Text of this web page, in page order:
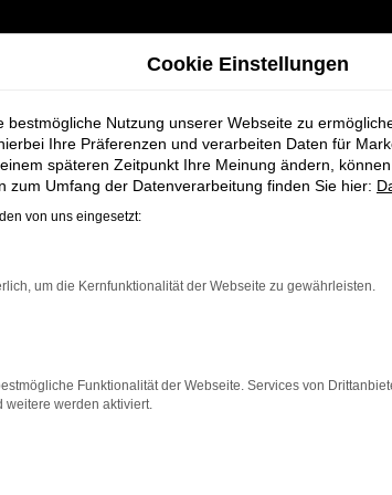
Schmidt + Koch
für
die für Syke ein hochwertiges
Vorteile eines neuen Fahrzeugs, jedoch
Sicherheitsfeatures ist der Polo die
Cookie Einstellungen
bestmögliche Nutzung unserer Webseite zu
Ihre Präferenzen und verarbeiten Daten für
späteren Zeitpunkt Ihre Meinung ändern,
zum Umfang der Datenverarbeitung finden Sie hier:
von uns eingesetzt:
um die Kernfunktionalität der Webseite zu gewährleisten.
Funktionalität der Webseite. Services von
weitere werden aktiviert.